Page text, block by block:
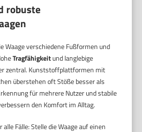
robuste
Waage verschiedene Fußformen und
Tragfähigkeitund langlebige
zentral. Kunststoffplattformen mit
überstehen oft Stöße besser als
für mehrere Nutzer und stabile
den Komfort im Alltag.
Fälle: Stelle die Waage auf einen